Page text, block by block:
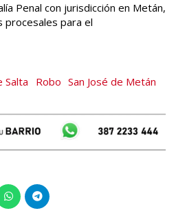
Penal con jurisdicción en Metán,
procesales para el
Salta Robo San José de Metán